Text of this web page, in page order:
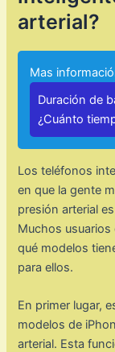
arterial?
Mas
Duración de
¿Cuánto
Los teléfonos
en que la gente
presión arterial
Muchos
qué modelos
para ellos.
En primer lugar,
modelos de
arterial. Esta